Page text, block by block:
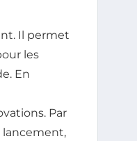
Il permet
les
En
Par
lancement,